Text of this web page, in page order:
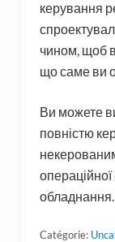
керування
чином, щоб
що саме ви
Ви можете
повністю
обладнання.
Catégorie: